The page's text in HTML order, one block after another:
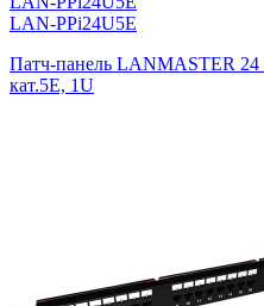
LAN-PPi24U5E
Патч-панель LANMASTER 24
кат.5E, 1U